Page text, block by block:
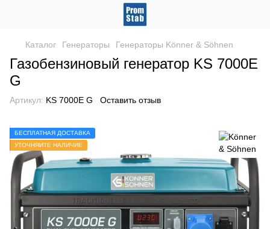
Каталог Генераторы Генераторы Könner & Söhnen
Газобензиновый генератор KS 7000E
G
Артикул: KS 7000E G Оставить отзыв
БЕСПЛАТНАЯ ДОСТАВКА
УТОЧНЯЙТЕ НАЛИЧИЕ